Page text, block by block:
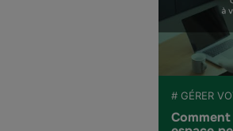
# GÉRER